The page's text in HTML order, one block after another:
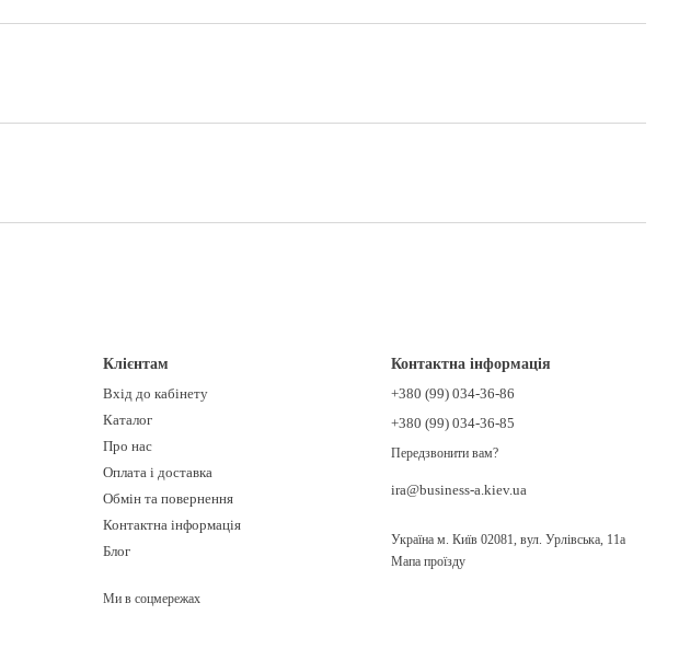
Клієнтам
Вхід до кабінету
Каталог
Про нас
Оплата і доставка
Обмін та повернення
Контактна інформація
Блог
Ми в соцмережах
Контактна інформація
+380 (99) 034-36-86
+380 (99) 034-36-85
Передзвонити вам?
ira@business-a.kiev.ua
Україна м. Київ 02081, вул. Урлівська, 11а
Мапа проїзду